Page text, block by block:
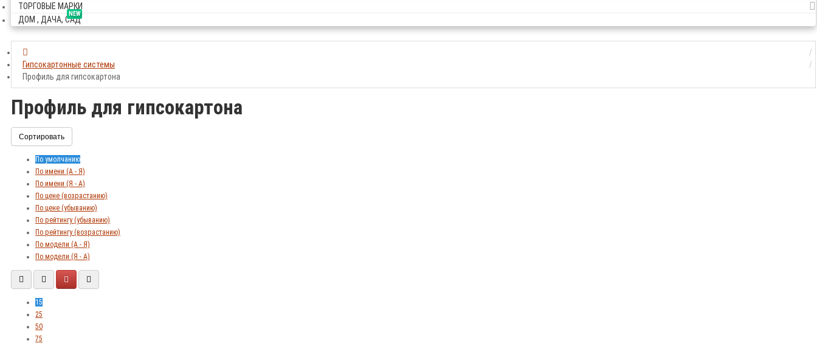
ТОРГОВЫЕ МАРКИ
NEW
ДОМ , ДАЧА, САД
Гипсокартонные системы
Профиль для гипсокартона
Профиль для гипсокартона
Сортировать
По умолчанию
По имени (A - Я)
По имени (Я - A)
По цене (возрастанию)
По цене (убыванию)
По рейтингу (убыванию)
По рейтингу (возрастанию)
По модели (A - Я)
По модели (Я - A)
15
25
50
75